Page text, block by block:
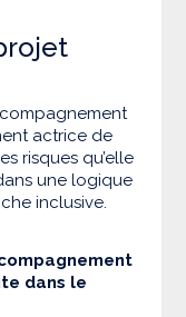
actrice de
risques qu’elle
une logique
inclusive.
dans le